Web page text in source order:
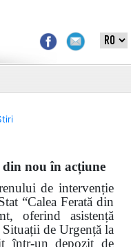
nou în acțiune
de intervenție
“Calea Ferată din
oferind asistență
de Urgență la
într-un depozit de